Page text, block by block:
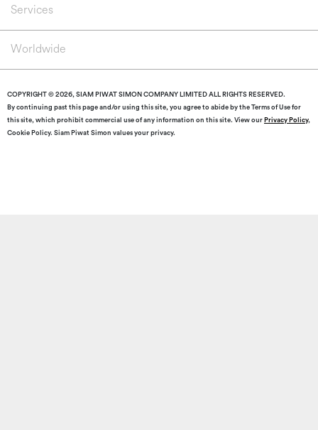
Services
Worldwide
COPYRIGHT © 2026, SIAM PIWAT SIMON COMPANY LIMITED ALL RIGHTS RESERVED.
By continuing past this page and/or using this site, you agree to abide by the Terms of Use for
this site, which prohibit commercial use of any information on this site. View ourPrivacy Policy,
Cookie Policy. Siam Piwat Simon values your privacy.